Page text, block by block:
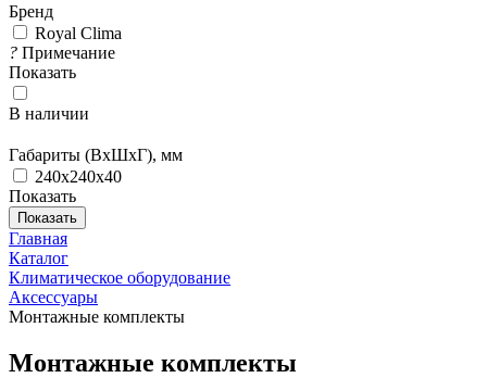
Бренд
Royal Clima
? Примечание
Показать
В наличии
Габариты (ВxШxГ), мм
240x240x40
Показать
Показать
Главная
Каталог
Климатическое оборудование
Аксессуары
Монтажные комплекты
Монтажные комплекты